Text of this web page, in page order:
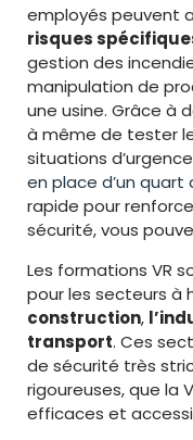
employés peuvent
risques
gestion des
manipulation de
une usine. Grâce à
à même de tester
situations
en place d’un quart
rapide pour
sécurité, vous
Les formations VR
pour les secteurs à
construction,
transport. Ces
de sécurité très
rigoureuses, que la
efficaces et